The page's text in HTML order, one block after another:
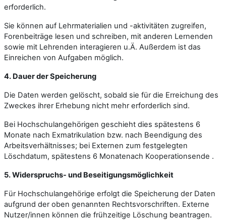
erforderlich.
Sie können auf Lehrmaterialien und -aktivitäten zugreifen,
Forenbeiträge lesen und schreiben, mit anderen Lernenden
sowie mit Lehrenden interagieren u.Ä. Außerdem ist das
Einreichen von Aufgaben möglich.
4. Dauer der Speicherung
Die Daten werden gelöscht, sobald sie für die Erreichung des
Zweckes ihrer Erhebung nicht mehr erforderlich sind.
Bei Hochschulangehörigen geschieht dies spätestens 6
Monate nach Exmatrikulation bzw. nach Beendigung des
Arbeitsverhältnisses; bei Externen zum festgelegten
Löschdatum, spätestens 6 Monatenach Kooperationsende .
5. Widerspruchs- und Beseitigungsmöglichkeit
Für Hochschulangehörige erfolgt die Speicherung der Daten
aufgrund der oben genannten Rechtsvorschriften. Externe
Nutzer/innen können die frühzeitige Löschung beantragen.